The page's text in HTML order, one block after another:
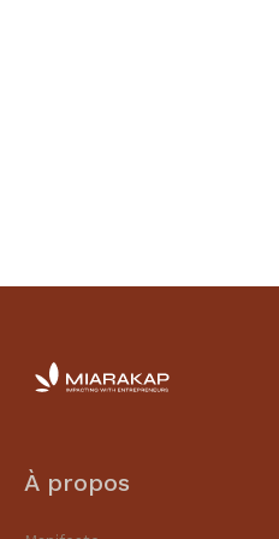
À propos